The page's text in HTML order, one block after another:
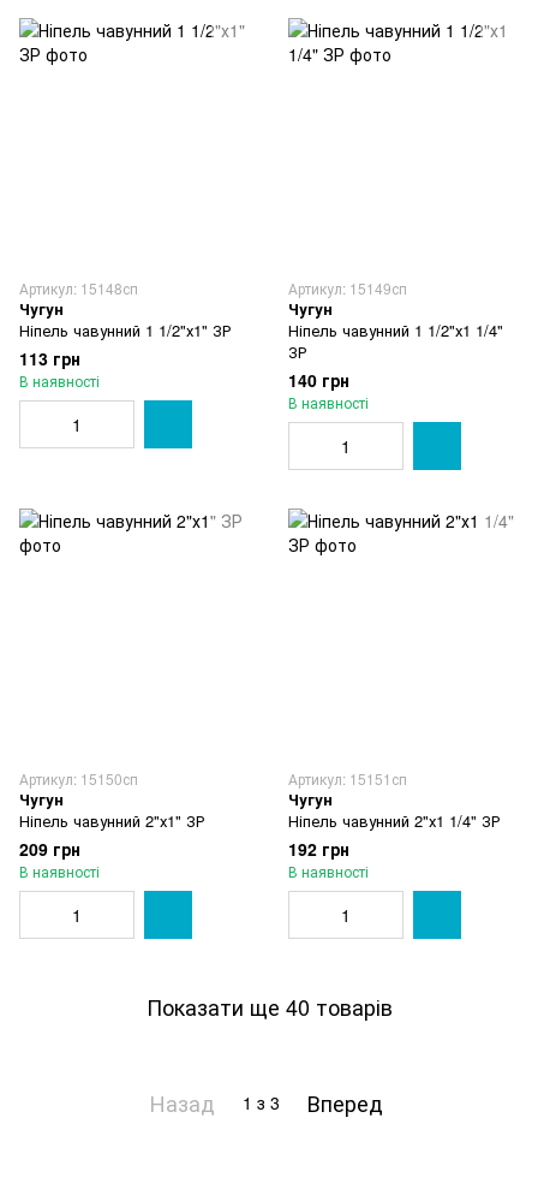
Артикул: 15148сп
Чугун
Ніпель чавунний 1 1/2"х1" ЗР
113 грн
В наявності
Артикул: 15149сп
Чугун
Ніпель чавунний 1 1/2"х1 1/4"
ЗР
140 грн
В наявності
Артикул: 15150сп
Чугун
Ніпель чавунний 2"х1" ЗР
209 грн
В наявності
Артикул: 15151сп
Чугун
Ніпель чавунний 2"х1 1/4" ЗР
192 грн
В наявності
Показати ще 40 товарів
Назад 1 з 3 Вперед